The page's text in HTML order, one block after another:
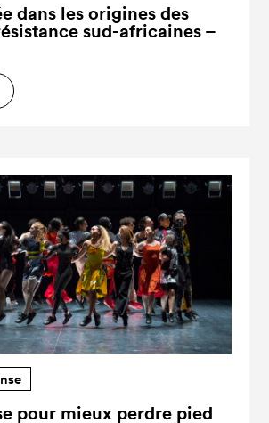
dans les origines des
sud-africaines –
pour mieux perdre pied